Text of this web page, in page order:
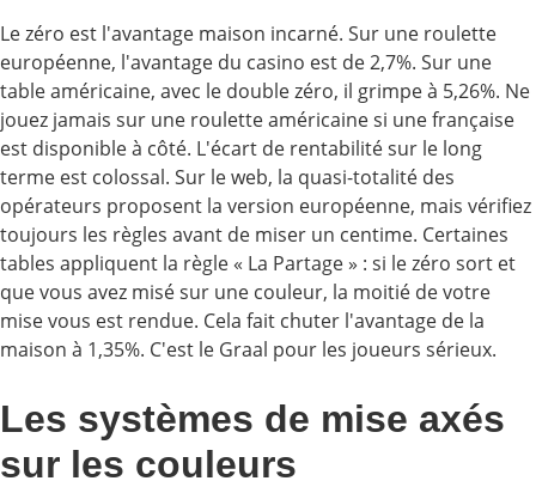
Le zéro est l'avantage maison incarné. Sur une roulette
européenne, l'avantage du casino est de 2,7%. Sur une
table américaine, avec le double zéro, il grimpe à 5,26%. Ne
jouez jamais sur une roulette américaine si une française
est disponible à côté. L'écart de rentabilité sur le long
terme est colossal. Sur le web, la quasi-totalité des
opérateurs proposent la version européenne, mais vérifiez
toujours les règles avant de miser un centime. Certaines
tables appliquent la règle « La Partage » : si le zéro sort et
que vous avez misé sur une couleur, la moitié de votre
mise vous est rendue. Cela fait chuter l'avantage de la
maison à 1,35%. C'est le Graal pour les joueurs sérieux.
Les systèmes de mise axés
sur les couleurs